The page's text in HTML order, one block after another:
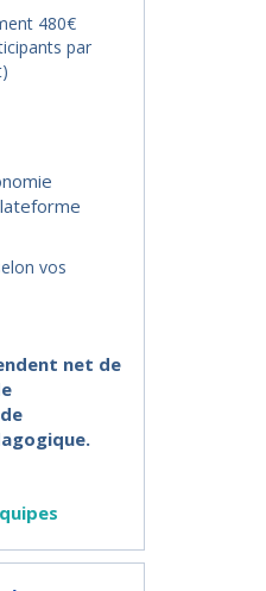
480€
par
vos
net de